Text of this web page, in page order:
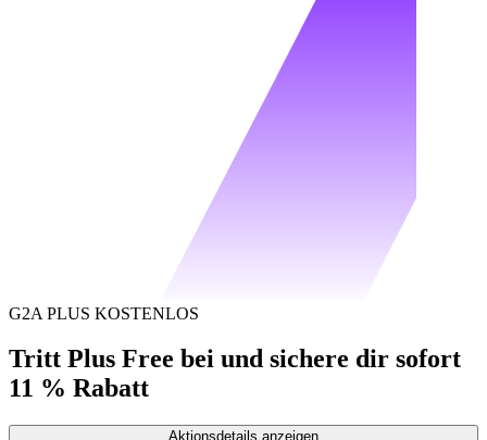
G2A PLUS KOSTENLOS
Tritt Plus Free bei und sichere dir sofort
11 % Rabatt
Aktionsdetails anzeigen